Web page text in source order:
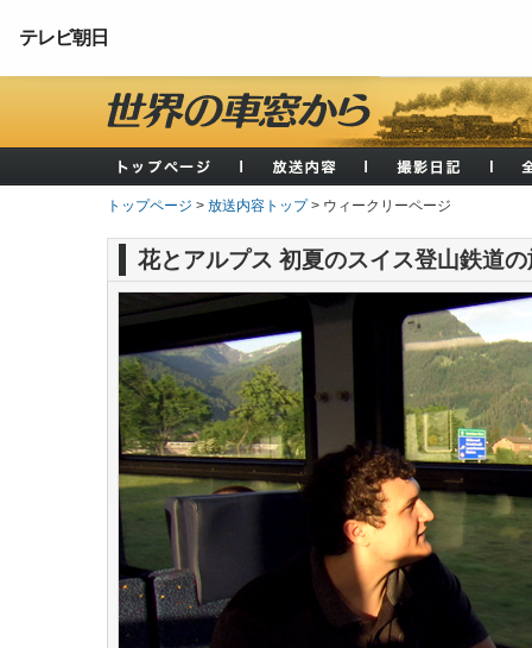
テレビ朝日
トップページ > 放送内容トップ> ウィークリーページ
花とアルプス 初夏のスイス登山鉄道の